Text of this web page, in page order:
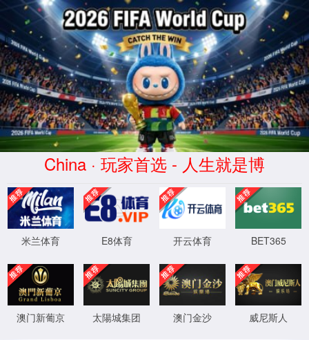
WTS-WAF拦截详情
出现该页面的原因:
1.你的请求是黑客攻击
2.你的请求合法但触发了安全规则,请提交问题反馈
XML 地图